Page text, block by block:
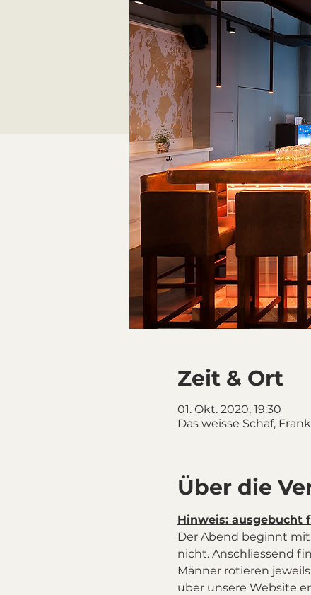
Zeit & Ort
01. Okt. 2020, 19:30
Das weisse Schaf,
Über die
Hinweis: ausgebucht
Der Abend beginnt
nicht. Anschliessend
Männer rotieren
über unsere Website